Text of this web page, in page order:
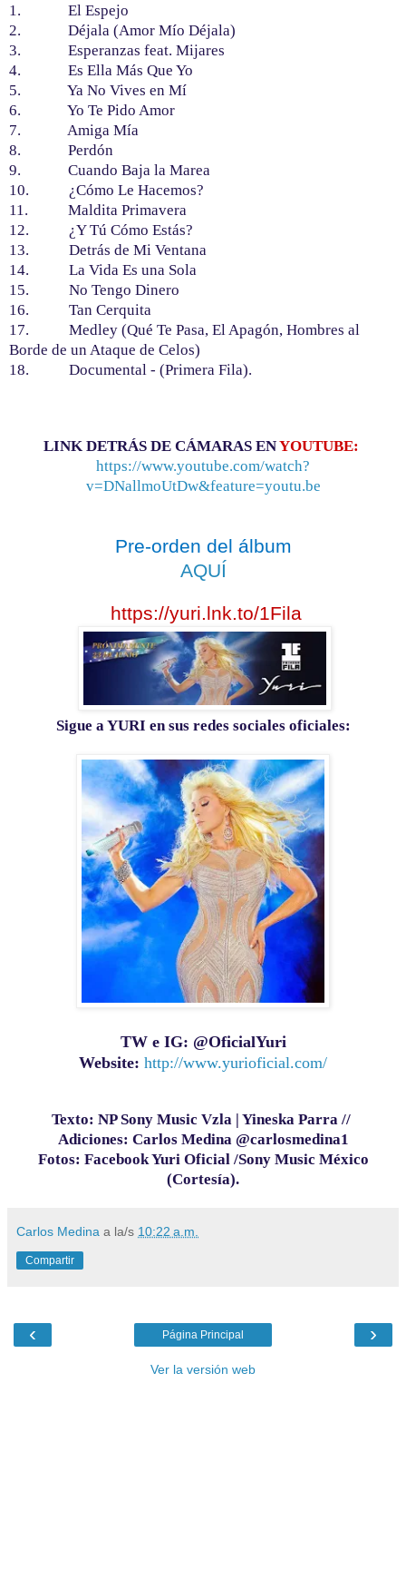
1. El Espejo
2. Déjala (Amor Mío Déjala)
3. Esperanzas feat. Mijares
4. Es Ella Más Que Yo
5. Ya No Vives en Mí
6. Yo Te Pido Amor
7. Amiga Mía
8. Perdón
9. Cuando Baja la Marea
10. ¿Cómo Le Hacemos?
11. Maldita Primavera
12. ¿Y Tú Cómo Estás?
13. Detrás de Mi Ventana
14. La Vida Es una Sola
15. No Tengo Dinero
16. Tan Cerquita
17. Medley (Qué Te Pasa, El Apagón, Hombres al
Borde de un Ataque de Celos)
18. Documental - (Primera Fila).
LINK DETRÁS DE CÁMARAS ENYOUTUBE:
https://www.youtube.com/watch?
v=DNallmoUtDw&feature=youtu.be
Pre-orden del álbum
AQUÍ
https://yuri.lnk.to/1Fila
Sigue a YURI en sus redes sociales oficiales:
TW e IG: @OficialYuri
Website: http://www.yurioficial.com/
Texto: NP Sony Music Vzla | Yineska Parra //
Adiciones: Carlos Medina @carlosmedina1
Fotos: Facebook Yuri Oficial /Sony Music México
(Cortesía).
Carlos Medina a la/s 10:22 a.m.
Compartir
‹ ›
Página Principal
Ver la versión web